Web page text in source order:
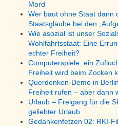
Mord
Wer baut ohne Staat dann
Staatsglaube bei den
Wie asozial ist unser
Wohlfahrtsstaat: Eine
echter Freiheit?
Computerspiele: ein
Freiheit wird beim Zocken
Querdenken-Demo in
Freiheit rufen – aber dann
Urlaub – Freigang für die
geliebter Urlaub
Gedankenfetzen 02: RKI-